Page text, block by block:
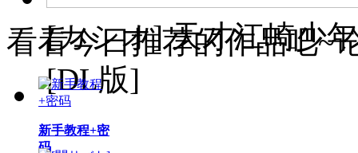
[カシオ] 天才江崎少
[DL版]
看看今日推荐的作品吧~
新手教程+密
码